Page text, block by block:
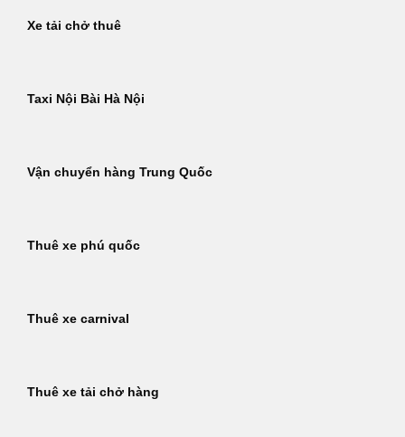
Xe tải chở thuê
Taxi Nội Bài Hà Nội
Vận chuyển hàng Trung Quốc
Thuê xe phú quốc
Thuê xe carnival
Thuê xe tải chở hàng